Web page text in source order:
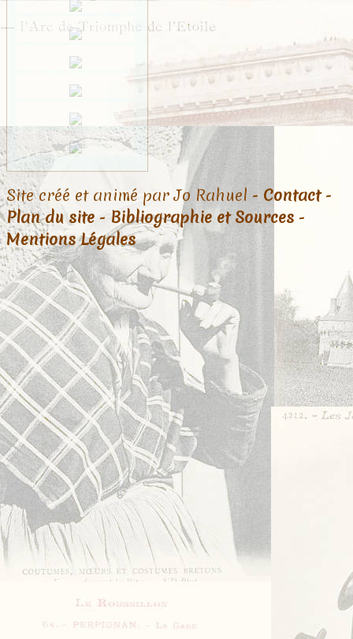
Site créé et animé par Jo Rahuel - Contact-
Plan du site - Bibliographie et Sources -
Mentions Légales